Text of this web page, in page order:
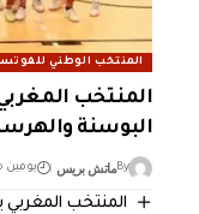
المنتخب الوطني
المنتخب
البوسنة والهرسك
Byماتش بريس يومين ago
المنتخب المغربي